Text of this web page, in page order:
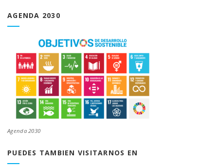
AGENDA 2030
Agenda 2030
PUEDES TAMBIEN VISITARNOS EN